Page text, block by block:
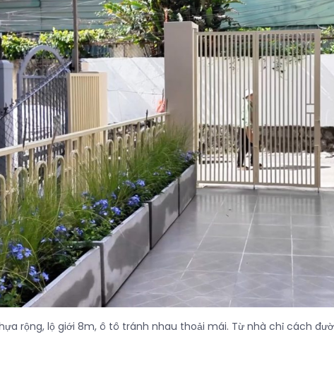
rộng, lộ giới 8m, ô tô tránh nhau thoải mái. Từ nhà chỉ cách